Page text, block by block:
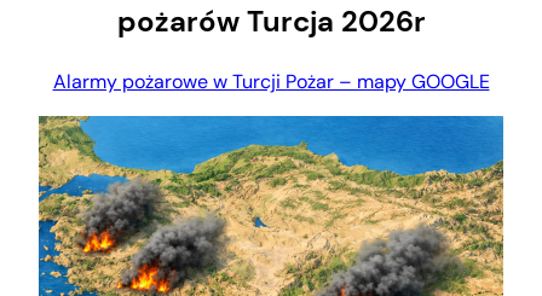
pożarów Turcja 2026r
Alarmy pożarowe w Turcji Pożar – mapy GOOGLE